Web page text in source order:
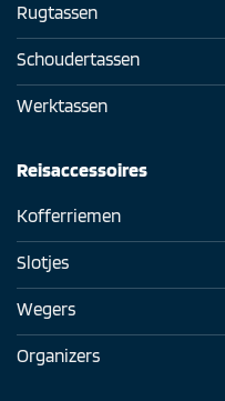
Rugtassen
Schoudertassen
Werktassen
Reisaccessoires
Kofferriemen
Slotjes
Wegers
Organizers